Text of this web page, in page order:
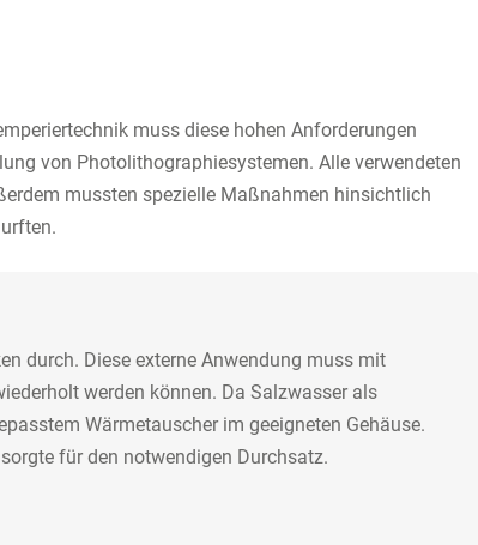
muss diese hohen Anforderungen
von Photolithographiesystemen. Alle verwendeten
mussten spezielle Maßnahmen hinsichtlich
durch. Diese externe Anwendung muss mit
werden können. Da Salzwasser als
Wärmetauscher im geeigneten Gehäuse.
für den notwendigen Durchsatz.